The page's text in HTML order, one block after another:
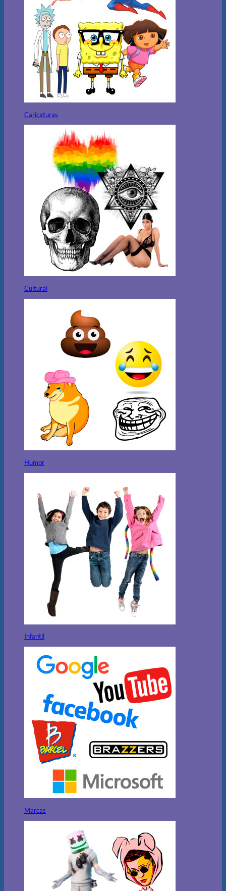
Caricaturas
Cultural
Humor
Infantil
Marcas